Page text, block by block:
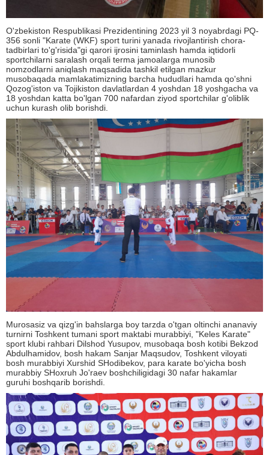
O'zbekiston Respublikasi Prezidentining 2023 yil 3 noyabrdagi PQ-
356 sonli "Karate (WKF) sport turini yanada rivojlantirish chora-
tadbirlari to'g'risida"gi qarori ijrosini taminlash hamda iqtidorli
sportchilarni saralash orqali terma jamoalarga munosib
nomzodlarni aniqlash maqsadida tashkil etilgan mazkur
musobaqada mamlakatimizning barcha hududlari hamda qo'shni
Qozog'iston va Tojikiston davlatlardan 4 yoshdan 18 yoshgacha va
18 yoshdan katta bo'lgan 700 nafardan ziyod sportchilar g'oliblik
uchun kurash olib borishdi.
Murosasiz va qizg'in bahslarga boy tarzda o'tgan oltinchi ananaviy
turnirni Toshkent tumani sport maktabi murabbiyi, "Keles Karate"
sport klubi rahbari Dilshod Yusupov, musobaqa bosh kotibi Bekzod
Abdulhamidov, bosh hakam Sanjar Maqsudov, Toshkent viloyati
bosh murabbiyi Xurshid SHodibekov, para karate bo'yicha bosh
murabbiy SHoxruh Jo'raev boshchiligidagi 30 nafar hakamlar
guruhi boshqarib borishdi.